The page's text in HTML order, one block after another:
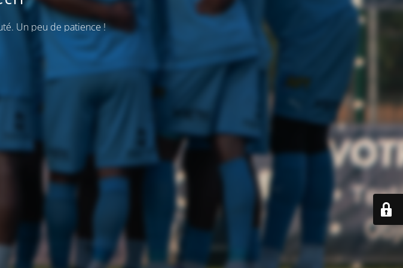
Un peu de patience !